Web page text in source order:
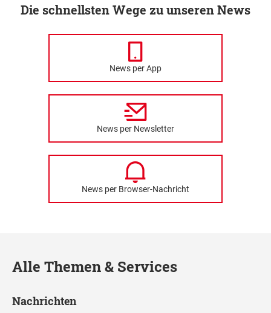
Die schnellsten Wege zu unseren News
News per App
News per Newsletter
News per Browser-Nachricht
Alle Themen & Services
Nachrichten